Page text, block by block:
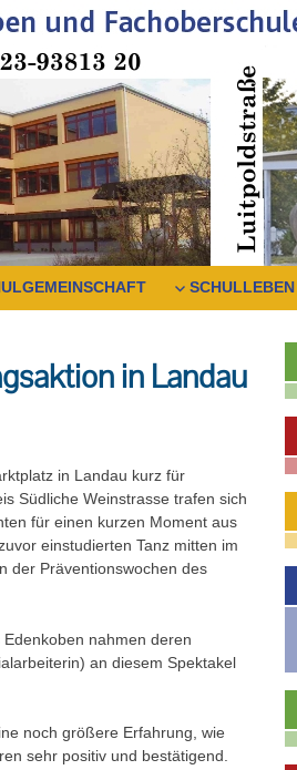
SCHULLEBEN
in Landau
in Landau kurz für
Südliche Weinstrasse trafen sich
für einen kurzen Moment aus
einstudierten Tanz mitten im
der Präventionswochen des
nahmen deren
an diesem Spektakel
noch größere Erfahrung, wie
sehr positiv und bestätigend.